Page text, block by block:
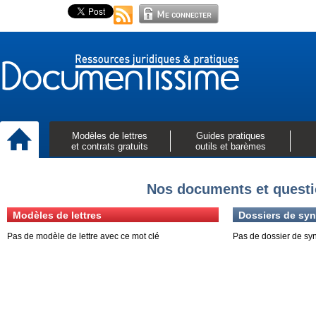
Modèles de lettres
et contrats gratuits
Guides pratiques
outils et barèmes
Nos documents et
Modèles de lettres
Pas de modèle de lettre avec ce mot clé
Dossiers de
Pas de dossier de